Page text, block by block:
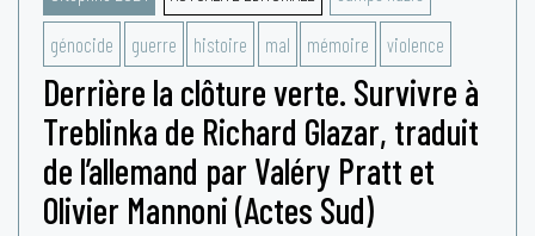
génocide guerre histoire mal mémoire violence
Derrière la clôture verte. Survivre à
Treblinka de Richard Glazar, traduit
de l’allemand par Valéry Pratt et
Olivier Mannoni (Actes Sud)